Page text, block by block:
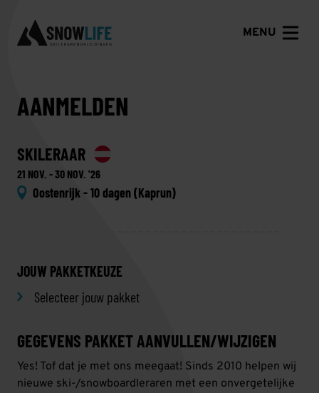
MENU
AANMELDEN
SKILERAAR
21 NOV. - 30 NOV. '26
Oostenrijk - 10 dagen (Kaprun)
JOUW PAKKETKEUZE
Selecteer jouw pakket
GEGEVENS PAKKET AANVULLEN/WIJZIGEN
Yes! Tof dat je met ons meegaat! Sinds 2010 helpen wij
nieuwe ski-/snowboardleraren met een onvergetelijke